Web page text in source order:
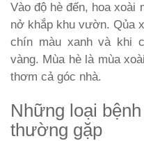
Vào độ hè đến, hoa xoài
nở khắp khu vườn. Qủa
chín màu xanh và khi
vàng. Mùa hè là mùa
thơm cả góc nhà.
Những loại
thường gặp